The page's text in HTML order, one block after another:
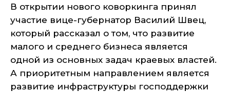
В открытии нового коворкинга принял
участие вице-губернатор Василий Швец,
который рассказал о том, что развитие
малого и среднего бизнеса является
одной из основных задач краевых властей.
А приоритетным направлением является
развитие инфраструктуры господдержки